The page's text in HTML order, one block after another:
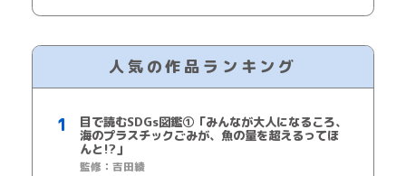
人気の作品ランキング
目で読むSDGs図鑑①「みんなが大人になるころ、
海のプラスチックごみが、魚の量を超えるってほ
んと!?」
監修：吉田綾